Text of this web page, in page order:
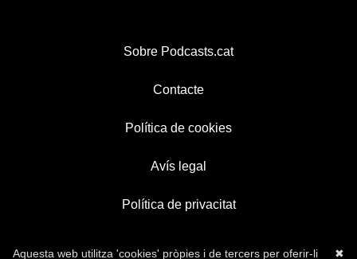
Sobre Podcasts.cat
Contacte
Política de cookies
Avís legal
Política de privacitat
✖
Aquesta web utilitza 'cookies' pròpies i de tercers per oferir-li